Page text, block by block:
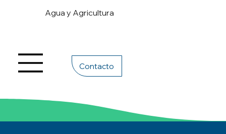
Agua y Agricultura
Contacto